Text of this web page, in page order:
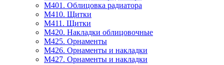
M401. Облицовка радиатора
M410. Щитки
M411. Щитки
M420. Накладки облицовочные
M425. Орнаменты
M426. Орнаменты и накладки
M427. Орнаменты и накладки